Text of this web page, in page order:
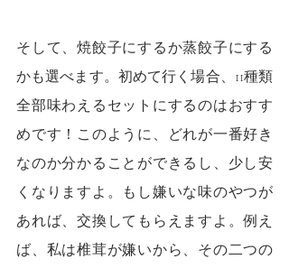
そして、焼餃子にするか蒸餃子にする
かも選べます。初めて行く場合、11種類
全部味わえるセットにするのはおすす
めです！このように、どれが一番好き
なのか分かることができるし、少し安
くなりますよ。もし嫌いな味のやつが
あれば、交換してもらえますよ。例え
ば、私は椎茸が嫌いから、その二つの